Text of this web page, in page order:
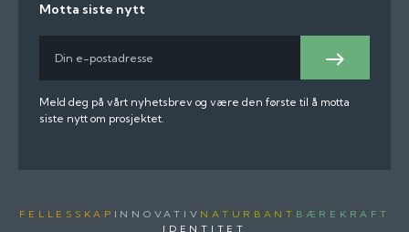
Motta siste nytt
post
Meld
Meld deg på vårt nyhetsbrev og være den første til å motta
siste nytt om prosjektet.
FELLESSKAP INNOVATIV NATURBANT BÆREKRAFT
IDENTITET